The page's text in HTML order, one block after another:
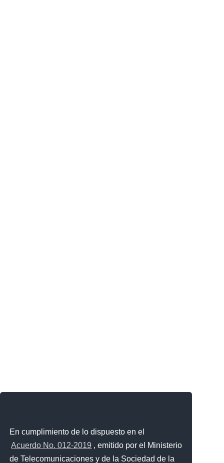
En cumplimiento de lo dispuesto en el
Acuerdo No. 012-2019 , emitido por el Ministerio
de Telecomunicaciones y de la Sociedad de la